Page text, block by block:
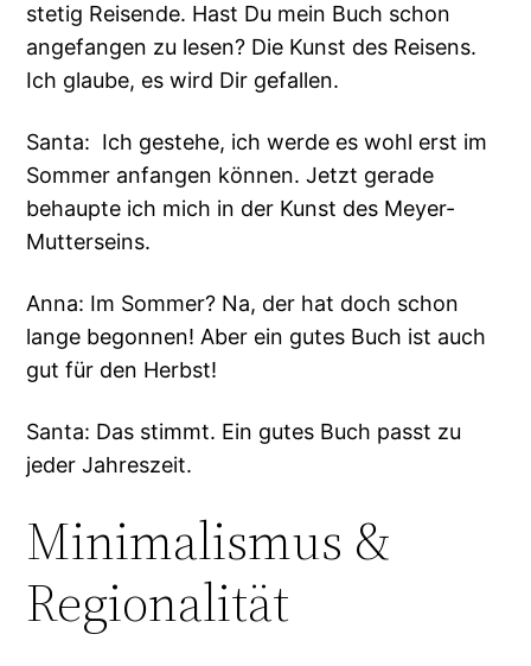
stetig Reisende. Hast Du mein Buch schon
angefangen zu lesen? Die Kunst des Reisens.
Ich glaube, es wird Dir gefallen.
Santa: Ich gestehe, ich werde es wohl erst im
Sommer anfangen können. Jetzt gerade
behaupte ich mich in der Kunst des Meyer-
Mutterseins.
Anna: Im Sommer? Na, der hat doch schon
lange begonnen! Aber ein gutes Buch ist auch
gut für den Herbst!
Santa: Das stimmt. Ein gutes Buch passt zu
jeder Jahreszeit.
Minimalismus &
Regionalität